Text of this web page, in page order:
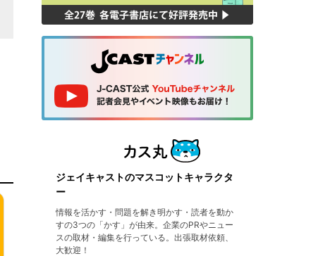
ジェイキャストのマスコットキャラクタ
ー
情報を活かす・問題を解き明かす・読者を動か
すの3つの「かす」が由来。企業のPRやニュー
スの取材・編集を行っている。出張取材依頼、
大歓迎！